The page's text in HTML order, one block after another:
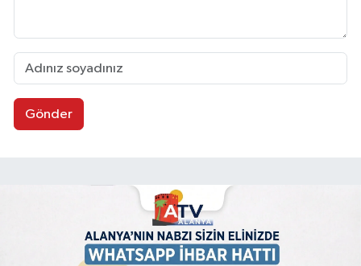
Gönder